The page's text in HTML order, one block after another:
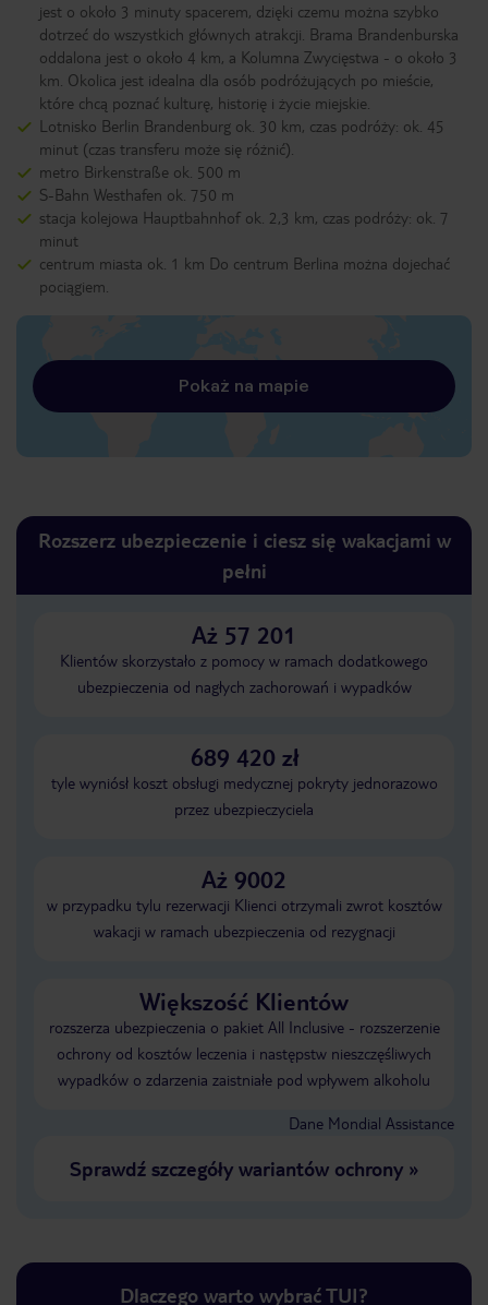
jest o około 3 minuty spacerem, dzięki czemu można szybko
dotrzeć do wszystkich głównych atrakcji. Brama Brandenburska
oddalona jest o około 4 km, a Kolumna Zwycięstwa - o około 3
km. Okolica jest idealna dla osób podróżujących po mieście,
które chcą poznać kulturę, historię i życie miejskie.
Lotnisko Berlin Brandenburg ok. 30 km, czas podróży: ok. 45
minut (czas transferu może się różnić).
metro Birkenstraße ok. 500 m
S-Bahn Westhafen ok. 750 m
stacja kolejowa Hauptbahnhof ok. 2,3 km, czas podróży: ok. 7
minut
centrum miasta ok. 1 km Do centrum Berlina można dojechać
pociągiem.
Pokaż na mapie
Rozszerz ubezpieczenie i ciesz się wakacjami w
pełni
Aż 57 201
Klientów skorzystało z pomocy w ramach dodatkowego
ubezpieczenia od nagłych zachorowań i wypadków
689 420 zł
tyle wyniósł koszt obsługi medycznej pokryty jednorazowo
przez ubezpieczyciela
Aż 9002
w przypadku tylu rezerwacji Klienci otrzymali zwrot kosztów
wakacji w ramach ubezpieczenia od rezygnacji
Większość Klientów
rozszerza ubezpieczenia o pakiet All Inclusive - rozszerzenie
ochrony od kosztów leczenia i następstw nieszczęśliwych
wypadków o zdarzenia zaistniałe pod wpływem alkoholu
Dane Mondial Assistance
Sprawdź szczegóły wariantów ochrony»
Dlaczego warto wybrać TUI?